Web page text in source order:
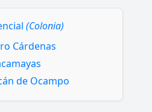
(Colonia)
Cárdenas
de Ocampo